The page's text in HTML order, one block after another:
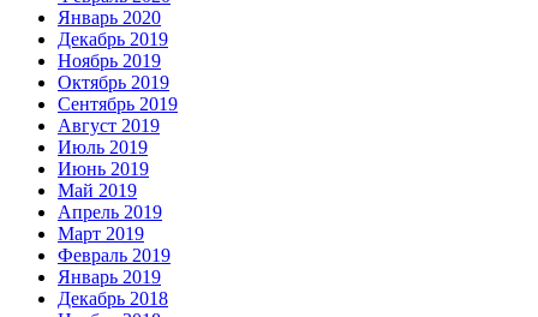
Январь 2020
Декабрь 2019
Ноябрь 2019
Октябрь 2019
Сентябрь 2019
Август 2019
Июль 2019
Июнь 2019
Май 2019
Апрель 2019
Март 2019
Февраль 2019
Январь 2019
Декабрь 2018